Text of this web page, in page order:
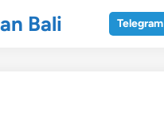
Bali Telegram